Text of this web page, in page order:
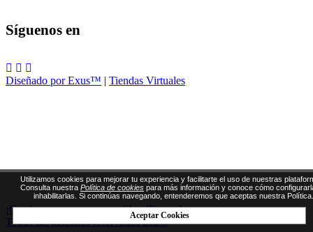
Síguenos en
Diseñado por Exus™ | Tiendas Virtuales
¡Gestiona tus eventos con CloudEvents!
Todos los derechos reservados 2026.
Utilizamos cookies para mejorar tu experiencia y facilitarte el uso de nuestras
Consulta nuestra Política de cookies para más información y conoce cómo
inhabilitarlas. Si continúas navegando, entenderemos que aceptas nuestra Política.
Aceptar Cookies